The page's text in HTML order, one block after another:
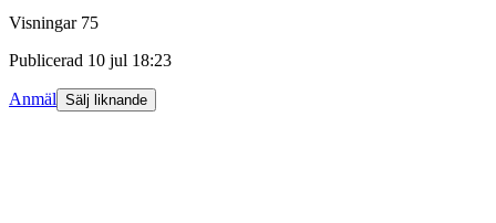
Visningar 75
Publicerad 10 jul 18:23
Anmäl Sälj liknande